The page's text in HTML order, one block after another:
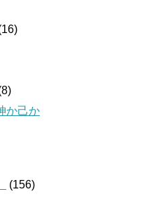
か己か
(156)